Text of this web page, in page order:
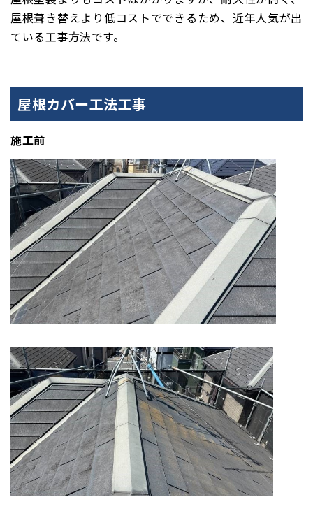
屋根葺き替えより低コストでできるため、近年人気が出
ている工事方法です。
屋根カバー工法工事
施工前